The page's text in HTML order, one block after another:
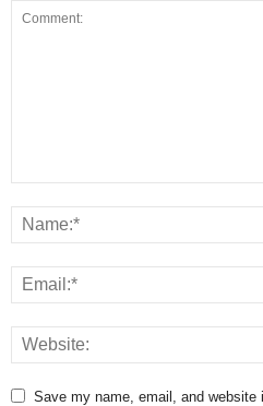
Save my name, email, and website